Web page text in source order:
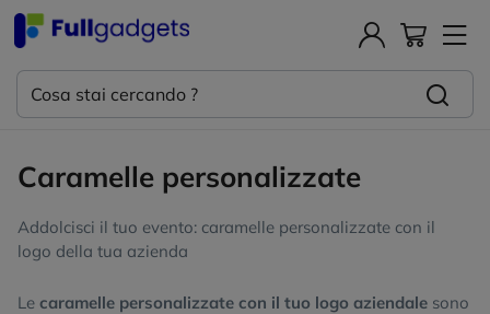
Caramelle personalizzate
Addolcisci il tuo evento: caramelle personalizzate con il
logo della tua azienda
Le caramelle personalizzate con il tuo logo aziendale sono